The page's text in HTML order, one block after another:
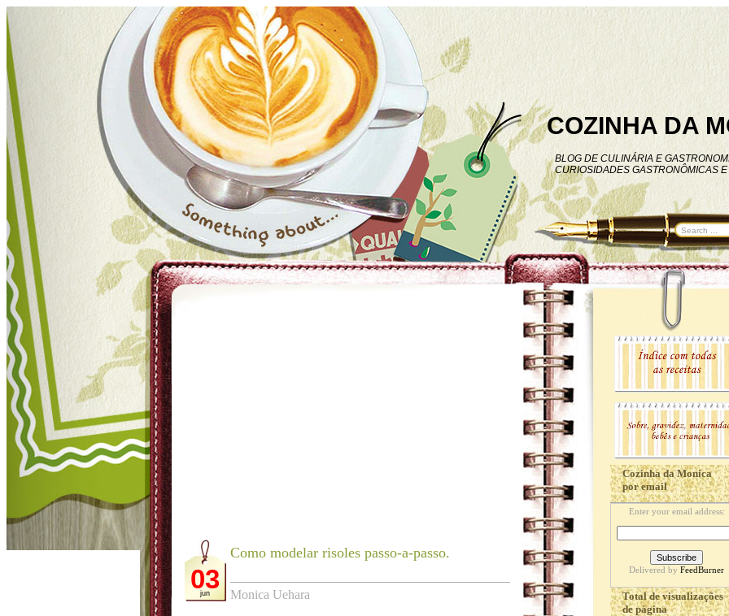
COZINHA DA
BLOG DE CULINÁRIA E
CURIOSIDADES GASTRONÔMICAS
03
jun
Como modelar risoles passo-a-passo.
Monica Uehara
Cozinha da Monica
por email
Enter your email address:
Delivered by FeedBurner
Total de visualizações
de página